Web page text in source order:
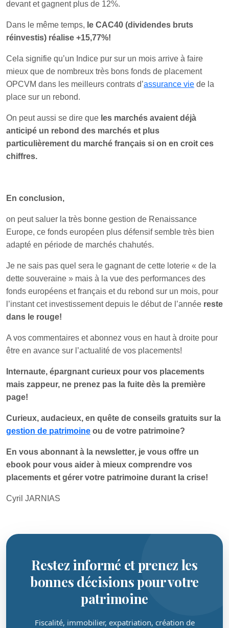
devant et gagnent plus de 12%.
Dans le même temps, le CAC40 (dividendes bruts
réinvestis) réalise +15,77%!
Cela signifie qu’un Indice pur sur un mois arrive à faire
mieux que de nombreux très bons fonds de placement
OPCVM dans les meilleurs contrats d’assurance vie de la
place sur un rebond.
On peut aussi se dire que les marchés avaient déjà
anticipé un rebond des marchés et plus
particulièrement du marché français si on en croit ces
chiffres.
En conclusion,
on peut saluer la très bonne gestion de Renaissance
Europe, ce fonds européen plus défensif semble très bien
adapté en période de marchés chahutés.
Je ne sais pas quel sera le gagnant de cette loterie « de la
dette souveraine » mais à la vue des performances des
fonds européens et français et du rebond sur un mois, pour
l’instant cet investissement depuis le début de l’année reste
dans le rouge!
A vos commentaires et abonnez vous en haut à droite pour
être en avance sur l’actualité de vos placements!
Internaute, épargnant curieux pour vos placements
mais zappeur, ne prenez pas la fuite dès la première
page!
Curieux, audacieux, en quête de conseils gratuits sur la
gestion de patrimoine ou de votre patrimoine?
En vous abonnant à la newsletter, je vous offre un
ebook pour vous aider à mieux comprendre vos
placements et gérer votre patrimoine durant la crise!
Cyril JARNIAS
Restez informé et prenez les
bonnes décisions pour votre
patrimoine
Fiscalité, immobilier, expatriation, création de